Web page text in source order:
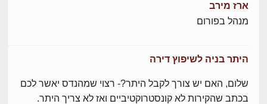
ארז מירב
מנהל בפורום
היתר בניה לשיפוץ דירה
שלום, האם יש צורך לקבל היתר?- רצוי שמהנדס יאשר לכם
בכתב שהקירות לא קונסטרוקטיביים ואז לא צריך היתר.